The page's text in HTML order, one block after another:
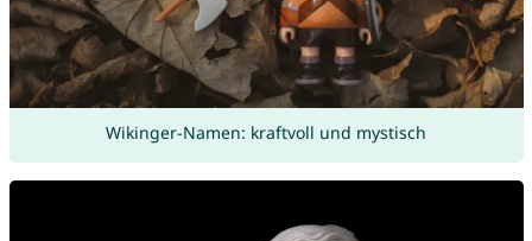
Wikinger-Namen: kraftvoll und mystisch